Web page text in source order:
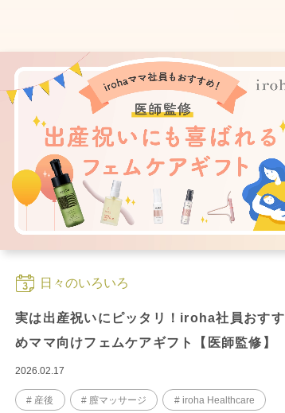
日々のいろいろ
実は出産祝いにピッタリ！iroha社員おすす
めママ向けフェムケアギフト【医師監修】
2026.02.17
# 産後 # 膣マッサージ # iroha Healthcare